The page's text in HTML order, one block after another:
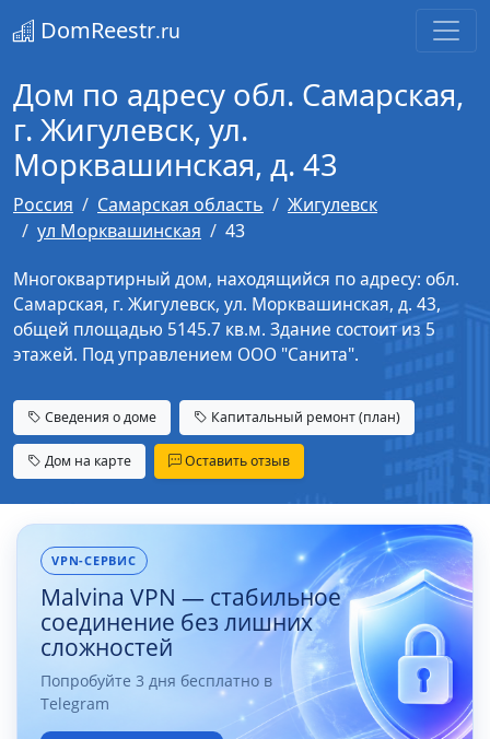
DomReestr.ru
Дом по адресу обл. Самарская,
г. Жигулевск, ул.
Морквашинская, д. 43
Россия Самарская область
Жигулевск
ул Морквашинская
43
Многоквартирный дом, находящийся по адресу: обл.
Самарская, г. Жигулевск, ул. Морквашинская, д. 43,
общей площадью 5145.7 кв.м. Здание состоит из 5
этажей. Под управлением ООО "Санита".
Сведения о доме Капитальный ремонт (план)
Дом на карте Оставить отзыв
VPN-СЕРВИС
Malvina VPN — стабильное
соединение без лишних
сложностей
Попробуйте 3 дня бесплатно в
Telegram